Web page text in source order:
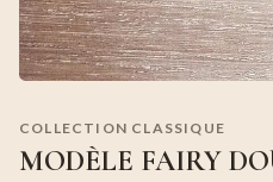
COLLECTION CLASSIQUE
MODÈLE FAIRY